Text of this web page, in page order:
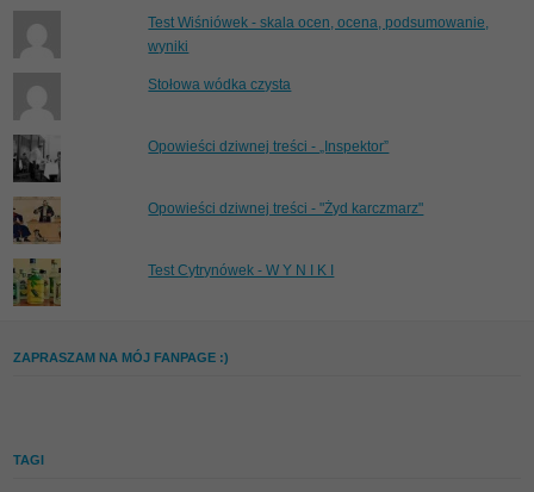
Test Wiśniówek - skala ocen, ocena, podsumowanie,
wyniki
Stołowa wódka czysta
Opowieści dziwnej treści - „Inspektor”
Opowieści dziwnej treści - "Żyd karczmarz"
Test Cytrynówek - W Y N I K I
ZAPRASZAM NA MÓJ FANPAGE :)
TAGI